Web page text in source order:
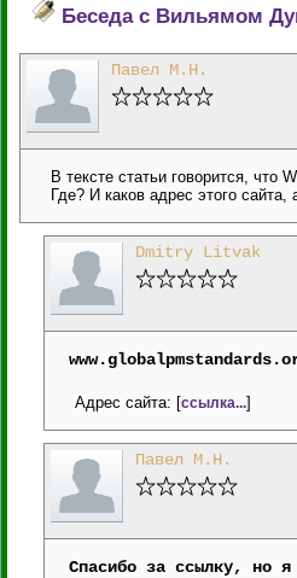
Беседа с Вильямом
Павел М.Н.
В тексте статьи говорится, что
Где? И каков адрес этого
Dmitry Litvak
Адрес сайта: [ссылка...]
Павел М.Н.
Спасибо за ссылку, но